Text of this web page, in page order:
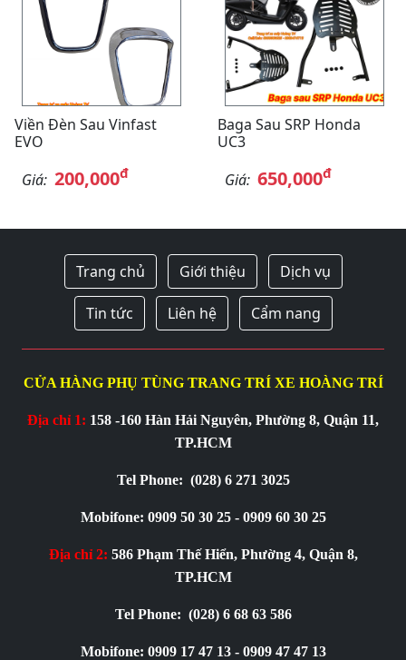
Viền Đèn Sau Vinfast
EVO
Giá: 200,000đ
Baga Sau SRP Honda
UC3
Giá: 650,000đ
Trang chủ Giới thiệu Dịch vụ
Tin tức Liên hệ Cẩm nang
CỬA HÀNG PHỤ TÙNG TRANG TRÍ XE HOÀNG TRÍ
Địa chỉ 1: 158 -160 Hàn Hải Nguyên, Phường 8, Quận 11,
TP.HCM
Tel Phone: (028) 6 271 3025
Mobifone: 0909 50 30 25 - 0909 60 30 25
Địa chỉ 2: 586 Phạm Thế Hiển, Phường 4, Quận 8,
TP.HCM
Tel Phone: (028) 6 68 63 586
Mobifone: 0909 17 47 13 - 0909 47 47 13